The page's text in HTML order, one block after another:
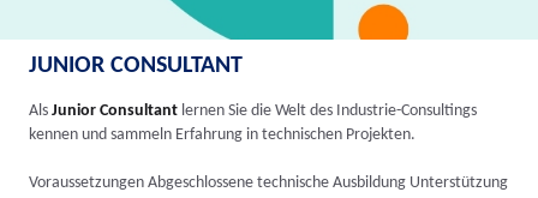
JUNIOR CONSULTANT
Als Junior Consultant lernen Sie die Welt des Industrie-Consultings
kennen und sammeln Erfahrung in technischen Projekten.
Voraussetzungen Abgeschlossene technische Ausbildung Unterstützung